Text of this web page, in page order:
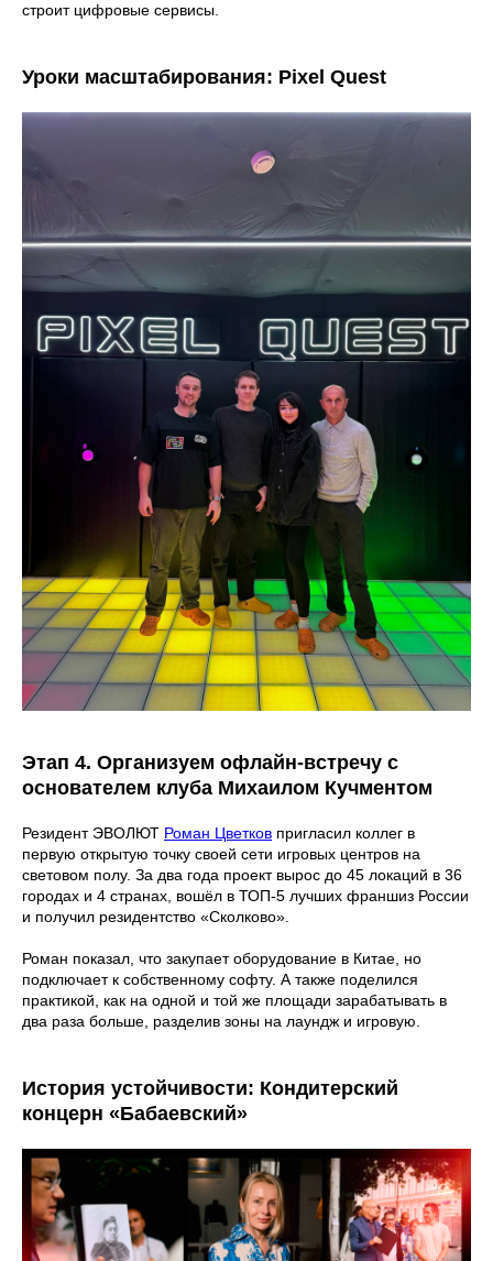
строит цифровые сервисы.
Уроки масштабирования: Pixel Quest
Этап 4. Организуем офлайн-встречу с
основателем клуба Михаилом Кучментом
Резидент ЭВОЛЮТ Роман Цветков пригласил коллег в
первую открытую точку своей сети игровых центров на
световом полу. За два года проект вырос до 45 локаций в 36
городах и 4 странах, вошёл в ТОП-5 лучших франшиз России
и получил резидентство «Сколково».
Роман показал, что закупает оборудование в Китае, но
подключает к собственному софту. А также поделился
практикой, как на одной и той же площади зарабатывать в
два раза больше, разделив зоны на лаундж и игровую.
История устойчивости: Кондитерский
концерн «Бабаевский»